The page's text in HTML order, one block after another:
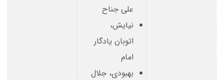
علی جناح
نیایش،
اتوبان یادگار
امام
بهبودی، جلال